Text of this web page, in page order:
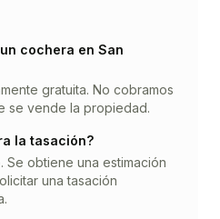
cochera en San
gratuita. No cobramos
se vende la propiedad.
la tasación?
Se obtiene una estimación
una tasación